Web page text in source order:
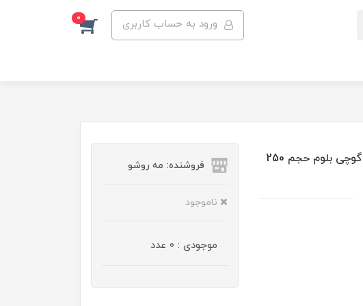
ورود به حساب کاربری 0
اسپری خوشبو کننده بدن زنانه اسکالیم مدل گوچی بلوم حجم 250
فروشنده: مه رو‌شو
ناموجود
موجودی : 0 عدد